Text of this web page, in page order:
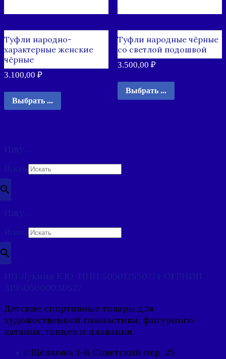
Туфли народно-
характерные женские
чёрные
3.100,00 ₽
Выбрать ...
Туфли народные чёрные
со светлой подошвой
3.500,00 ₽
Выбрать ...
Ищу…
Искать
×
Ищу…
Искать
×
ИП Лукина Е.Ю. ИНН 505012850774 ОГРНИП
319505000030527
Детские спортивные товары для
художественной гимнастики, фигурного
катания, танцев и плавания
г.Щёлково, 1-й Советский пер, 25